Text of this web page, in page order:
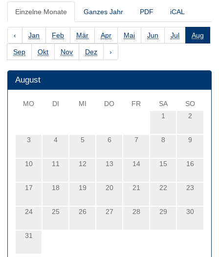
Einzelne Monate Ganzes Jahr PDF iCAL
‹ Jan Feb Mär Apr Mai Jun Jul Aug
Sep Okt Nov Dez ›
August
MO DI MI DO FR SA
SO
1
2
3 4 5 6 7 8 9
10 11 12 13 14 15 16
17 18 19 20 21 22 23
24 25 26 27 28 29 30
31